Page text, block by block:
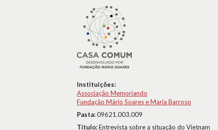
Instituições:
Associação Memoriando
Fundação Mário Soares e Maria Barroso
Pasta:09621.003.009
Título:Entrevista sobre a situação do Vietnam